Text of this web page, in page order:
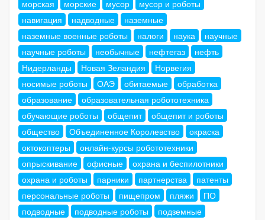
морская
морские мусор
мусор и роботы
навигация
надводные
наземные
наземные военные роботы
налоги наука
научные
научные роботы
необычные нефтегаз
нефть
Нидерланды
Новая Зеландия
Норвегия
носимые роботы
ОАЭ обитаемые
обработка
образование
образовательная робототехника
обучающие роботы
общепит
общепит и роботы
общество
Объединенное Королевство
окраска
октокоптеры
онлайн-курсы робототехники
опрыскивание
офисные
охрана и беспилотники
охрана и роботы
парники партнерства
патенты
персональные роботы
пищепром пляжи
ПО
подводные
подводные роботы
подземные